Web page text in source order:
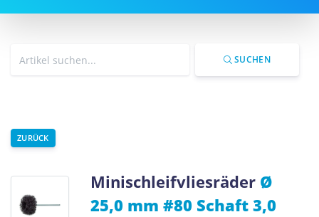
SUCHEN
ZURÜCK
Minischleifvliesräder Ø
25,0 mm #80 Schaft 3,0